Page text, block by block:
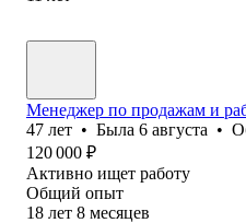
Менеджер по продажам и
47 лет • Была 6 августа •
120 000 ₽
Активно ищет работу
Общий опыт
18 лет 8 месяцев